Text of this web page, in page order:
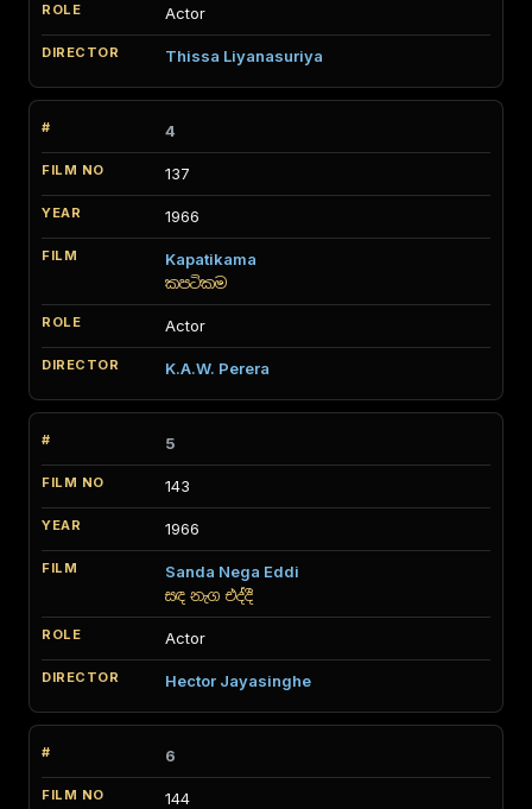
Actor
Thissa Liyanasuriya
4
137
1966
Kapatikama
කපටිකම
Actor
K.A.W. Perera
5
143
1966
Sanda Nega Eddi
සඳ නැග එද්දී
Actor
Hector Jayasinghe
6
144